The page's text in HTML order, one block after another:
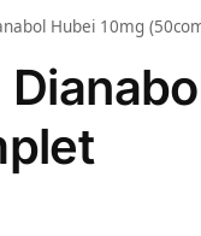
Hubei 10mg